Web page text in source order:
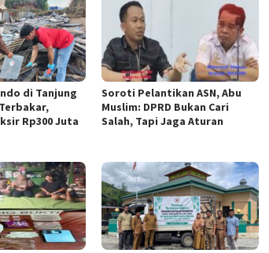
di Tanjung
Rp300 Juta
Soroti Pelantikan ASN, Abu
Muslim: DPRD Bukan Cari
Salah, Tapi Jaga Aturan